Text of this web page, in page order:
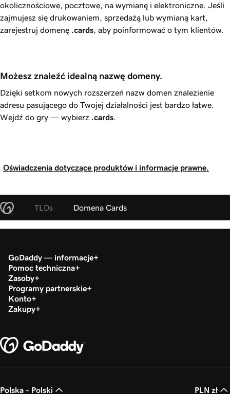
okolicznościowe, pocztowe, na wymianę i elektroniczne. Jeśli
zajmujesz się drukowaniem, sprzedażą lub wymianą kart,
zarejestruj domenę .cards , aby poinformować o tym klientów.
Możesz znaleźć idealną nazwę domeny.
Dzięki setkom nowych rozszerzeń nazw domen znalezienie
adresu pasującego do Twojej działalności jest bardzo łatwe.
Wejdź do gry — wybierz .cards
Oświadczenia dotyczące produktów i informacje prawne.
TLDs Domena Cards
GoDaddy — informacje
Pomoc techniczna
Zasoby
Programy partnerskie
Konto
Zakupy
Polska - Polski PLN zł